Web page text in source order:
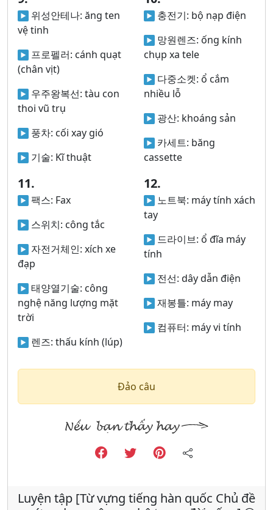
위성안테나: ăng ten
vệ tinh
프로펠러: cánh quạt
(chân vịt)
우주왕복선: tàu con
thoi vũ trụ
풍차: cối xay gió
기술: Kĩ thuật
충전기: bộ nạp điện
망원렌즈: ống kính
chụp xa tele
다중소켓: ổ cắm
nhiều lỗ
광산: khoáng sản
카세트: băng
cassette
11.
팩스: Fax
스위치: công tắc
자전거체인: xích xe
đạp
태양열기술: công
nghệ năng lượng mặt
trời
렌즈: thấu kính (lúp)
12.
노트북: máy tính xách
tay
드라이브: ổ đĩa máy
tính
전선: dây dẫn điện
재봉틀: máy may
컴퓨터: máy vi tính
Đảo câu
Luyện tập [Từ vựng tiếng hàn quốc Chủ đề